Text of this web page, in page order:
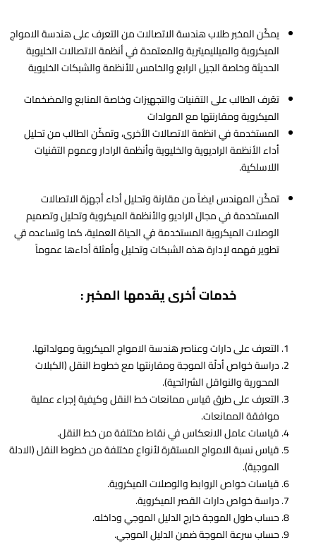
يمكّن المخبر طلاب هندسة الاتصالات من التعرف على هندسة الامواج
الميكروية والميلليميترية والمعتمدة في أنظمة الاتصالات الخليوية
الحديثة وخاصة الجيل الرابع والخامس للأنظمة والشبكات الخليوية
تعّرف الطالب على التقنيات والتجهيزات وخاصة المنابع والمضخمات
الميكروية ومقارنتها مع المولدات
المستخدمة في انظمة الاتصالات الأخرى، وتمكّن الطالب من تحليل
أداء الأنظمة الراديوية والخليوية وأنظمة الرادار وعموم التقنيات
اللاسلكية.
تمكّن المهندس ايضاً من مقارنة وتحليل أداء أجهزة الاتصالات
المستخدمة في مجال الراديو والأنظمة الميكروية وتحليل وتصميم
الوصلات الميكروية المستخدمة في الحياة العملية، كما وتساعده قي
تطوير فهمه لإدارة هذه الشبكات وتحليل وأمثلة أداءها عموماً
خدمات أخرى يقدمها المخبر :
التعرف على دارات وعناصر هندسة الامواج الميكروية ومولداتها.
دراسة خواص أدلّة الموجة ومقارنتها مع خطوط النقل (الكبلات
المحورية والنواقل الشرائحية).
التعرف على طرق قياس ممانعات خط النقل وكيفية إجراء عملية
موافقة الممانعات.
قياسات عامل الانعكاس في نقاط مختلفة من خط النقل.
قياس نسبة الامواج المستقرة لأنواع مختلفة من خطوط النقل (الادلة
الموجية).
قياسات خواص الروابط والوصلات الميكروية.
دراسة خواص دارات القصر الميكروية.
حساب طول الموجة خارج الدليل الموجي وداخله.
حساب سرعة الموجة ضمن الدليل الموجي.